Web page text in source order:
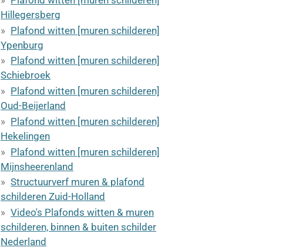
Hillegersberg
Plafond witten [muren schilderen]
Ypenburg
Plafond witten [muren schilderen]
Schiebroek
Plafond witten [muren schilderen]
Oud-Beijerland
Plafond witten [muren schilderen]
Hekelingen
Plafond witten [muren schilderen]
Mijnsheerenland
Structuurverf muren & plafond
schilderen Zuid-Holland
Video's Plafonds witten & muren
schilderen, binnen & buiten schilder
Nederland